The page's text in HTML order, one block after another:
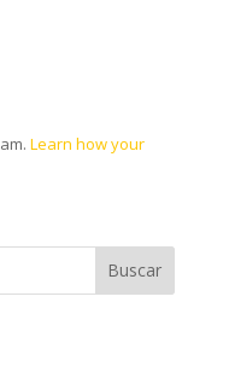
Learn how your